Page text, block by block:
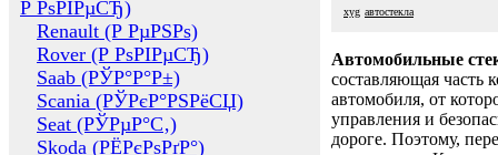
Р РѕРІРµСЂ)
Renault (Р РµРЅРѕ)
Rover (Р РѕРІРµСЂ)
Saab (РЎР°Р°Р±)
Scania (РЎРєР°РЅРёСЏ)
Seat (РЎРµР°С‚)
Skoda (РЁРєРѕРґР°)
xyg автостекла
Автомобильные
составляющая часть
автомобиля, от
управления и
дороге. Поэтому,